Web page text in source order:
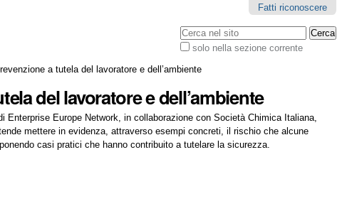
Fatti riconoscere
Cerca nel sito
solo nella sezione corrente
avanzata…
a tutela del lavoratore e dell’ambiente
del lavoratore e dell’ambiente
Enterprise Europe Network, in collaborazione con Società Chimica Italiana,
mettere in evidenza, attraverso esempi concreti, il rischio che alcune
casi pratici che hanno contribuito a tutelare la sicurezza.